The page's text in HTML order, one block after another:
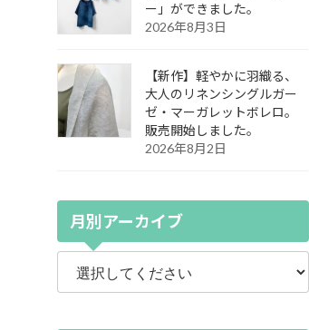
ー」ができました。
2026年8月3日
【新作】軽やかに羽織る、
大人のリネンシングルガー
ゼ・マーガレットボレロ。
販売開始しました。
2026年8月2日
月別アーカイブ